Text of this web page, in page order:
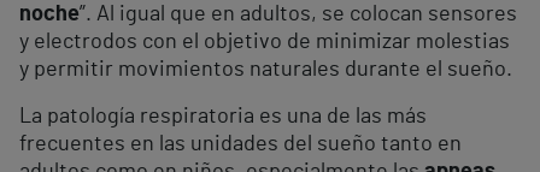
noche”. Al igual que en adultos, se colocan sensores
y electrodos con el objetivo de minimizar molestias
y permitir movimientos naturales durante el sueño.
La patología respiratoria es una de las más
frecuentes en las unidades del sueño tanto en